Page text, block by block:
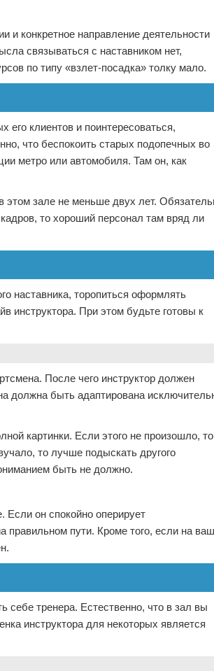
и конкретное направление деятельности
связываться с наставником нет,
по типу «взлет-посадка» толку мало.
клиентов и поинтересоваться,
что беспокоить старых подопечных во
метро или автомобиля. Там он, как
зале не меньше двух лет.
то хороший персонал там вряд ли
наставника, торопиться оформлять
инструктора. При этом будьте готовы к
После чего инструктор должен
должна быть адаптирована
картинки. Если этого не произошло, то
то лучше подыскать другого
быть не должно.
Если он спокойно оперирует
правильном пути. Кроме того, если на
себе тренера. Естественно, что в зал вы
инструктора для некоторых является